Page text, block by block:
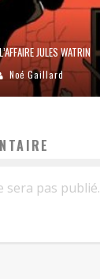
JULES WATRIN
Noé Gaillard
sera pas publié.